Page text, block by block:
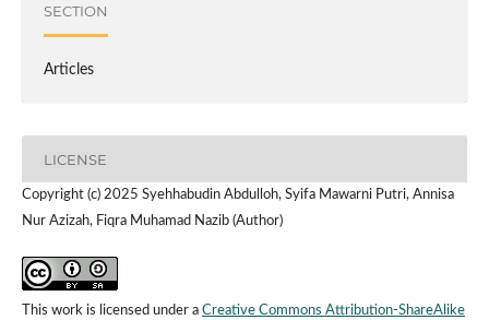
SECTION
Articles
LICENSE
Copyright (c) 2025 Syehhabudin Abdulloh, Syifa Mawarni Putri, Annisa
Nur Azizah, Fiqra Muhamad Nazib (Author)
This work is licensed under a Creative Commons Attribution-ShareAlike